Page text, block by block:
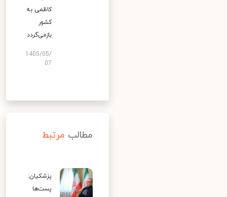
کاظمی به
کشور
بازمی‌گردد
1405/05/
07
مطالب مرتبط
پزشکیان:
پست‌ها